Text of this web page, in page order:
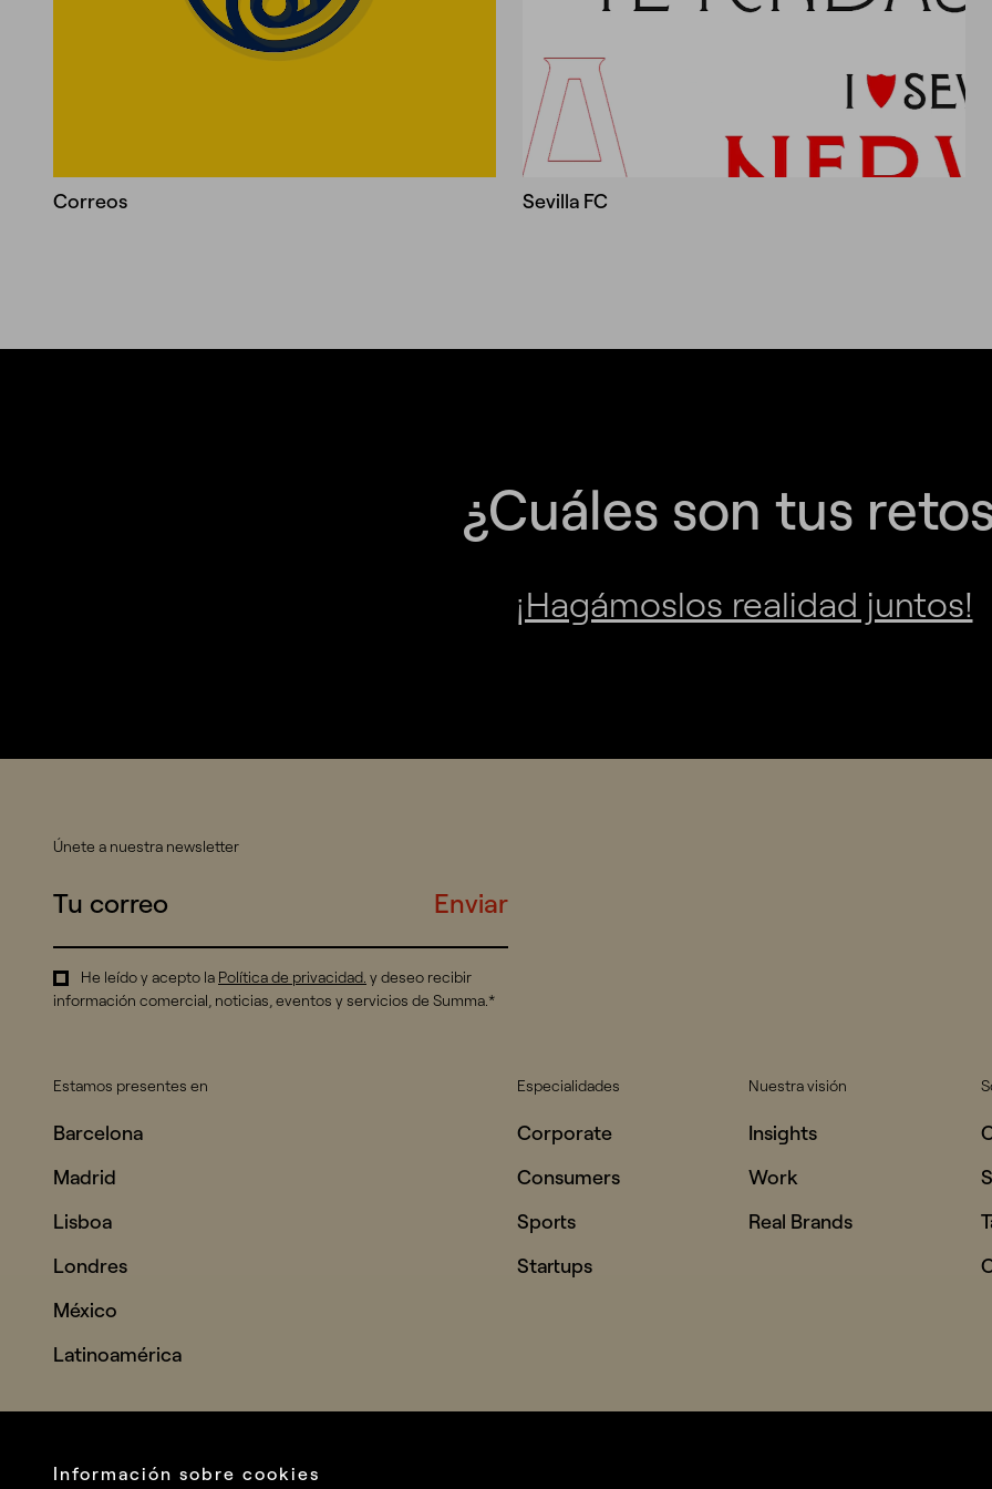
Correos Sevilla FC
¿Cuáles son tus
¡Hagámoslos realidad juntos!
Únete a nuestra newsletter
Enviar
He leído y acepto la Política de privacidad. y deseo recibir
información comercial, noticias, eventos y servicios de Summa.*
Estamos presentes en
Barcelona
Madrid
Lisboa
Londres
México
Latinoamérica
Especialidades
Corporate
Consumers
Sports
Startups
Nuestra visión
Insights
Work
Real Brands
Información sobre cookies